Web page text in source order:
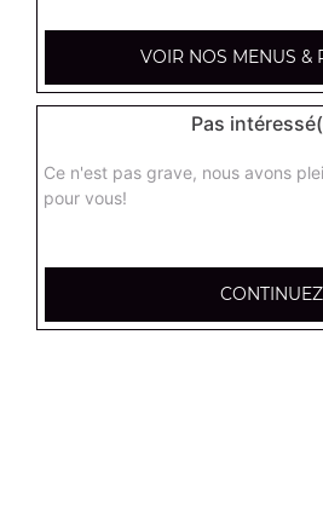
8.90€
VOIR NOS MENUS &
Pas
Ce n'est pas grave, nous avons
pour vous!
CONTINUEZ